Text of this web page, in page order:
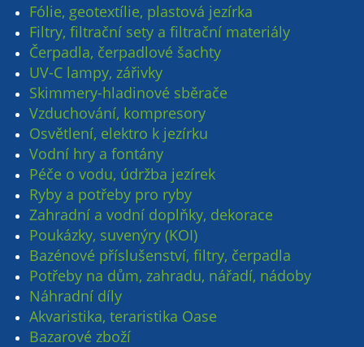
Fólie, geotextílie, plastová jezírka
Filtry, filtrační sety a filtrační materiály
Čerpadla, čerpadlové šachty
UV-C lampy, zářivky
Skimmery-hladinové sběrače
Vzduchování, kompresory
Osvětlení, elektro k jezírku
Vodní hry a fontány
Péče o vodu, údržba jezírek
Ryby a potřeby pro ryby
Zahradní a vodní doplňky, dekorace
Poukázky, suvenýry (KOI)
Bazénové příslušenství, filtry, čerpadla
Potřeby na dům, zahradu, nářadí, nádoby
Náhradní díly
Akvaristika, teraristika Oase
Bazarové zboží